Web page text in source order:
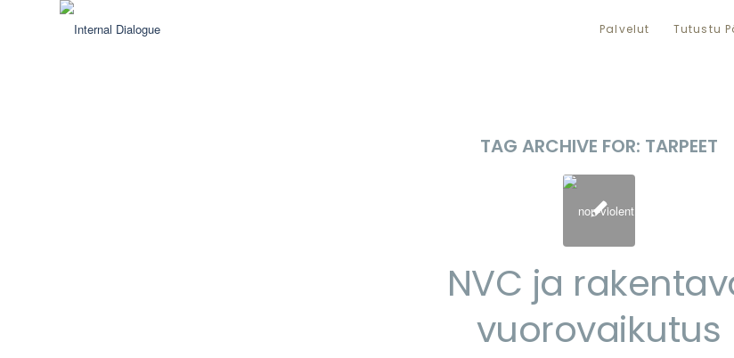
Palvelut Tutustu
TAG ARCHIVE FOR: TARPEET
NVC ja
vuorovaikutus